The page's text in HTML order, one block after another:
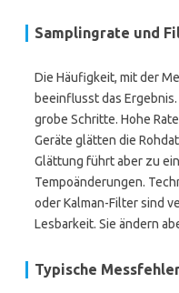
Samplingrate und
Die Häufigkeit, mit der
beeinflusst das
grobe Schritte. Hohe
Geräte glätten die
Glättung führt aber zu
Tempoänderungen.
oder Kalman-Filter sind
Lesbarkeit. Sie ändern
Typische